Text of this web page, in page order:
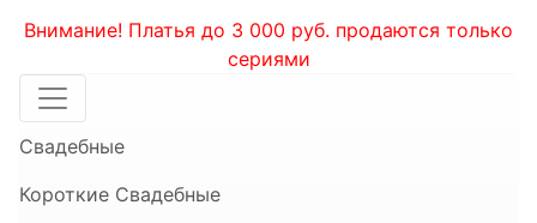
Внимание! Платья до 3 000 руб. продаются только
сериями
Свадебные
Короткие Свадебные